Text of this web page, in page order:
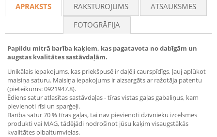
APRAKSTS RAKSTUROJUMS
ATSAUKSMES
FOTOGRĀFIJA
Papildu mitrā barība kaķiem, kas pagatavota no dabīgām un
augstas kvalitātes sastāvdaļām.
Unikālais iepakojums, kas priekšpusē ir daļēji caurspīdīgs, ļauj aplūkot
maisiņa saturu. Maisiņa iepakojums ir aizsargāts ar ražotāja patentu
(pieteikums: 0921947.8).
Ēdiens satur atlasītas sastāvdaļas - tīras vistas gaļas gabaliņus, kam
pievienoti rīsi un sparģeļi.
Barība satur 70 % tīras gaļas, tai nav pievienoti dzīvnieku izcelsmes
produkti vai MAG, tādējādi nodrošinot jūsu kaķim visaugstākās
kvalitātes olbaltumvielas.